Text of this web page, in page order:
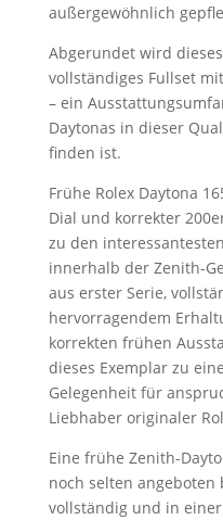
außergewöhnlich
Abgerundet wird
vollständiges Fullset
– ein
Daytonas in dieser
finden ist.
Frühe Rolex Daytona
Dial und korrekter
zu den
innerhalb der Zenith-
aus erster Serie,
hervorragendem
korrekten frühen
dieses Exemplar zu
Gelegenheit für
Liebhaber originaler
Eine frühe Zenith-
noch selten angeboten
vollständig und in